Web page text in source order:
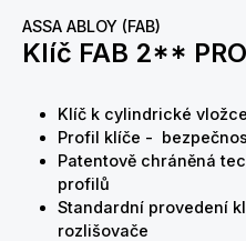
ASSA ABLOY (FAB)
Klíč FAB 2**
Klíč k cylindrické
Profil klíče -
Patentově chráněná
profilů
Standardní provedení
rozlišovače